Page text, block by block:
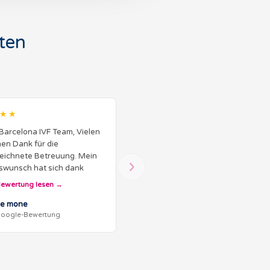
IVF Team, Vielen
Dank für die
Betreuung. Mein
hat sich dank
Bereits die erste
So verlief die
lesen
mone
Bewertung